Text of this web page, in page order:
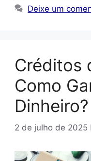
Deixe um
Créditos
Como
Dinheiro?
2 de julho de 2025